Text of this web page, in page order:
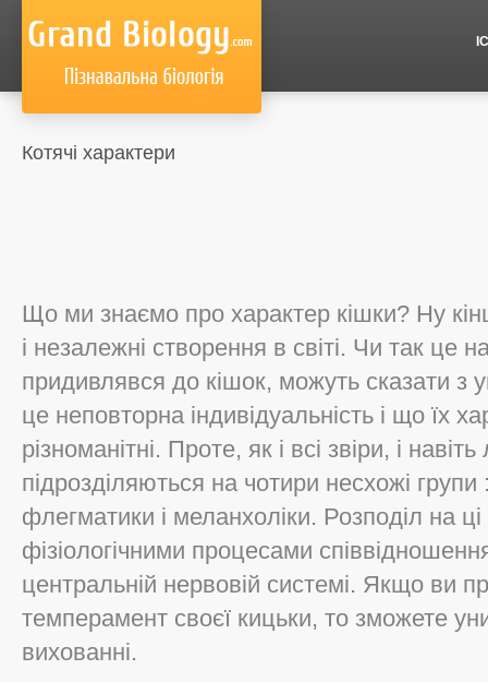
Котячі характери
Що ми знаємо про характер кішки? Ну
і незалежні створення в світі. Чи так це
придивлявся до кішок, можуть сказати з
це неповторна індивідуальність і що їх
різноманітні. Проте, як і всі звіри, і
підрозділяються на чотири несхожі групи
флегматики і меланхоліки. Розподіл на
фізіологічними процесами
центральній нервовій системі. Якщо ви
темперамент своєї кицьки, то зможете
вихованні.